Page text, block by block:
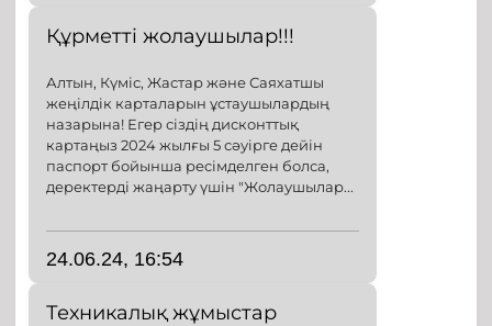
Құрметті жолаушылар!!!
Алтын, Күміс, Жастар және Саяхатшы
жеңілдік карталарын ұстаушылардың
назарына! Егер сіздің дисконттық
картаңыз 2024 жылғы 5 сәуірге дейін
паспорт бойынша ресімделген болса,
деректерді жаңарту үшін "Жолаушылар...
24.06.24, 16:54
Техникалық жұмыстар